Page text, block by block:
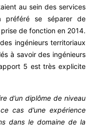
au sein des services
préféré se séparer de
de fonction en 2014.
ingénieurs territoriaux
à savoir des ingénieurs
5 est très explicite
d’un diplôme de niveau
cas d’une expérience
dans le domaine de la